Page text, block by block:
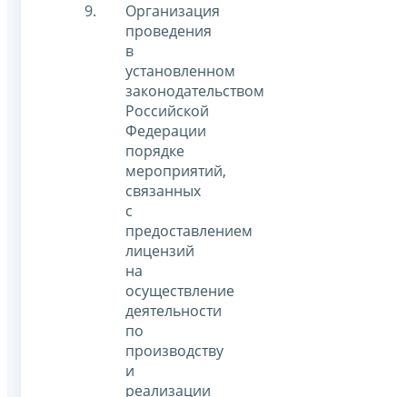
Организация
проведения
в
установленном
законодательством
Российской
Федерации
порядке
мероприятий,
связанных
с
предоставлением
лицензий
на
осуществление
деятельности
по
производству
и
реализации